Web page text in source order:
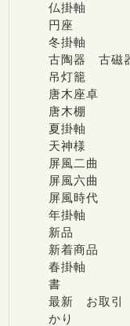
仏掛軸
円座
冬掛軸
古陶器 古磁
吊灯籠
唐木座卓
唐木棚
夏掛軸
天神様
屏風二曲
屏風六曲
屏風時代
年掛軸
新品
新着商品
春掛軸
書
最新 お取引
かり